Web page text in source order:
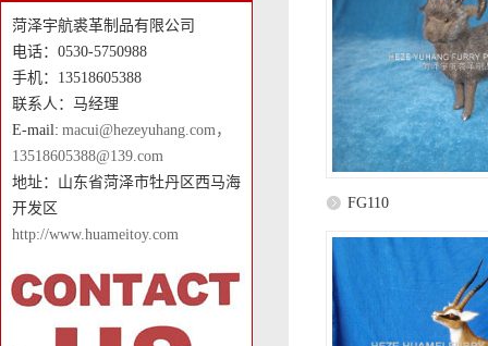
菏泽宇航裘革制品有限公司
电话：0530-5750988
手机：13518605388
联系人：马经理
E-mail: macui@hezeyuhang.com，
13518605388@139.com
地址：山东省菏泽市牡丹区西马海
开发区
http://www.huameitoy.com
FG110